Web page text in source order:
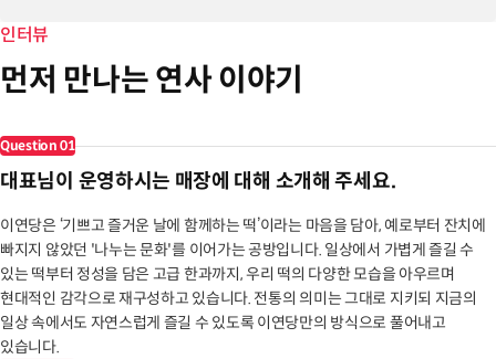
[강의 이력]
2023~2024 롯데백화점 동탄 송편 만들기 특강
현대백화점 중동점 한과 특강
인터뷰
먼저 만나는 연사 이야기
Question 01
대표님이 운영하시는 매장에 대해 소개해 주세요.
이연당은 ‘기쁘고 즐거운 날에 함께하는 떡’이라는 마음을 담아, 예로부터 잔치에
빠지지 않았던 '나누는 문화'를 이어가는 공방입니다. 일상에서 가볍게 즐길 수
있는 떡부터 정성을 담은 고급 한과까지, 우리 떡의 다양한 모습을 아우르며
현대적인 감각으로 재구성하고 있습니다. 전통의 의미는 그대로 지키되 지금의
일상 속에서도 자연스럽게 즐길 수 있도록 이연당만의 방식으로 풀어내고
있습니다.